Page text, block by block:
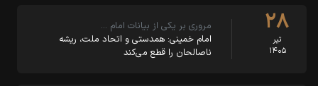
۲۸
تیر
۱۴۰۵
مروری بر یکی از بیانات امام …
امام خمینی: همدستی و اتحاد ملت، ریشه
ناصالحان را قطع می‌کند